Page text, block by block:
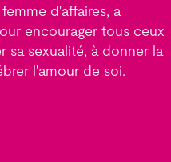
d'affaires, a
encourager tous ceux
sa sexualité, à donner la
l'amour de soi.